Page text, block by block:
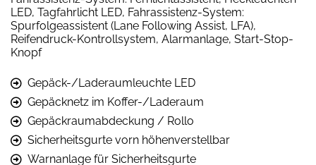
LED, Tagfahrlicht LED, Fahrassistenz-System:
Spurfolgeassistent (Lane Following Assist, LFA),
Reifendruck-Kontrollsystem, Alarmanlage, Start-Stop-
Knopf
Gepäck-/Laderaumleuchte LED
Gepäcknetz im Koffer-/Laderaum
Gepäckraumabdeckung / Rollo
Sicherheitsgurte vorn höhenverstellbar
Warnanlage für Sicherheitsgurte